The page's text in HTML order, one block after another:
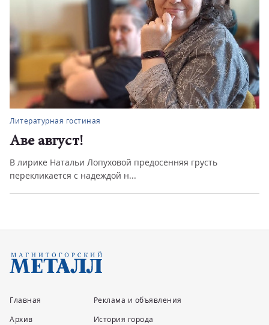
Литературная гостиная
Аве август!
В лирике Натальи Лопуховой предосенняя грусть
перекликается с надеждой н...
Главная
Архив
Реклама и объявления
История города